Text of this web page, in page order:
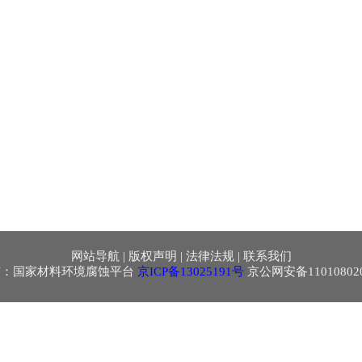
网站导航 | 版权声明 | 法律法规| 联系我们
国家材料环境腐蚀平台 京ICP备13025191号京公网安备